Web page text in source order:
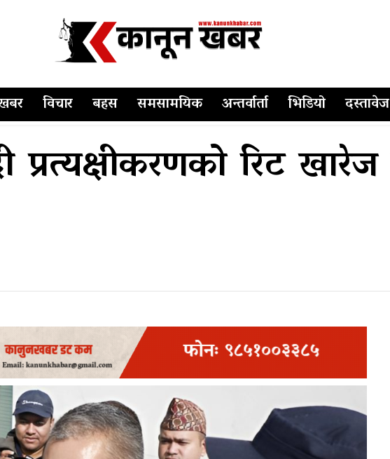
विचार बहस समसामयिक अन्तर्वार्ता भिडियो दस्तावेज
प्रत्यक्षीकरणको रिट